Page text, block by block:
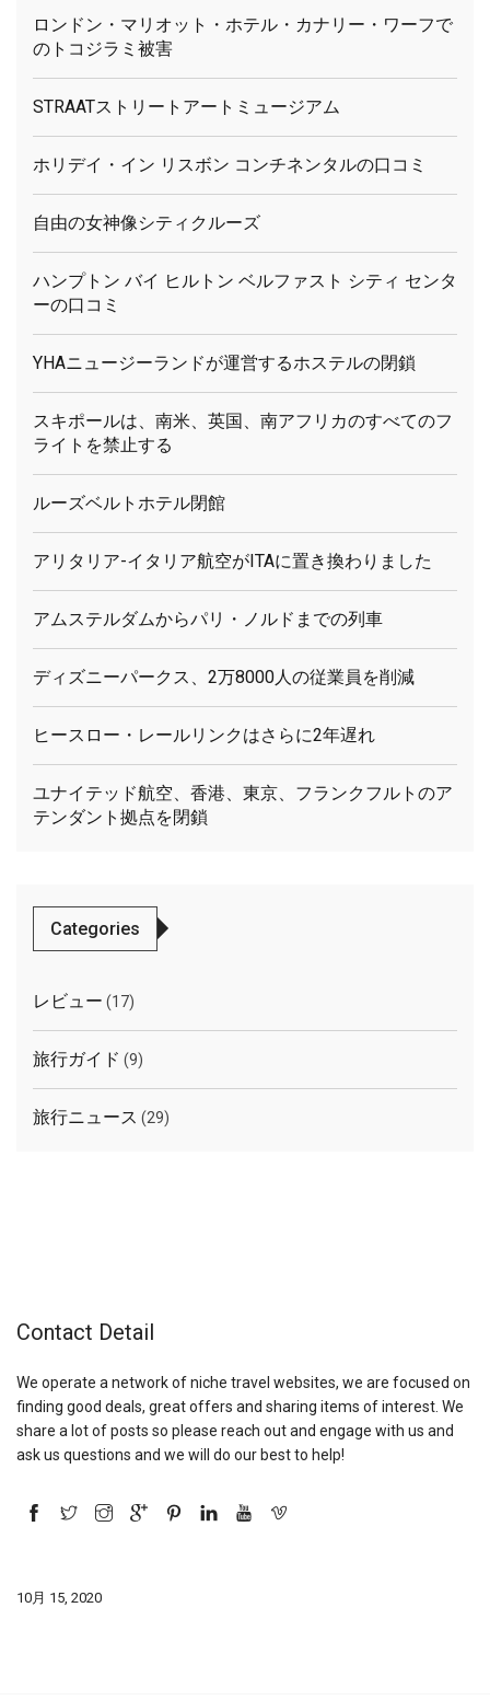
ロンドン・マリオット・ホテル・カナリー・ワーフで
のトコジラミ被害
STRAATストリートアートミュージアム
ホリデイ・イン リスボン コンチネンタルの口コミ
自由の女神像シティクルーズ
ハンプトン バイ ヒルトン ベルファスト シティ センタ
ーの口コミ
YHAニュージーランドが運営するホステルの閉鎖
スキポールは、南米、英国、南アフリカのすべてのフ
ライトを禁止する
ルーズベルトホテル閉館
アリタリア-イタリア航空がITAに置き換わりました
アムステルダムからパリ・ノルドまでの列車
ディズニーパークス、2万8000人の従業員を削減
ヒースロー・レールリンクはさらに2年遅れ
ユナイテッド航空、香港、東京、フランクフルトのア
テンダント拠点を閉鎖
Categories
レビュー (17)
旅行ガイド (9)
旅行ニュース (29)
Contact Detail
We operate a network of niche travel websites, we are focused on
finding good deals, great offers and sharing items of interest. We
share a lot of posts so please reach out and engage with us and
ask us questions and we will do our best to help!
10月 15, 2020